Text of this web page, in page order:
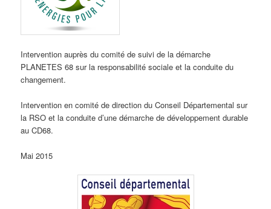
Intervention auprès du comité de suivi de la démarche
PLANETES 68 sur la responsabilité sociale et la conduite du
changement.
Intervention en comité de direction du Conseil Départemental sur
la RSO et la conduite d’une démarche de développement durable
au CD68.
Mai 2015